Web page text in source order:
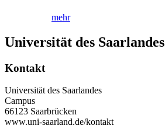
mehr
Universität des Saarlandes
Kontakt
Universität des Saarlandes
Campus
66123 Saarbrücken
www.uni-saarland.de/kontakt